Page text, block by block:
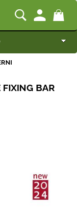
FIXING BAR